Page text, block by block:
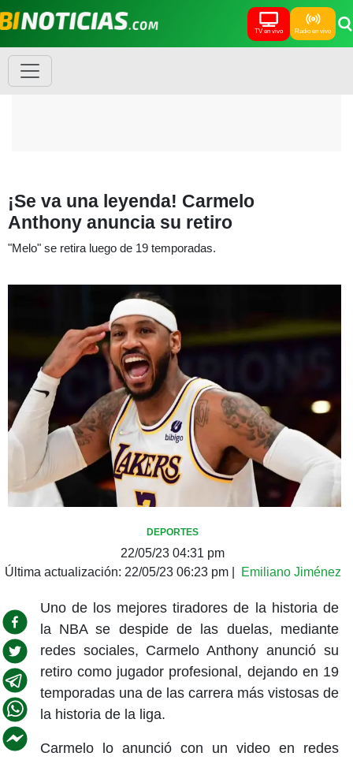
TV en vivo Radio en vivo
¡Se va una leyenda! Carmelo
Anthony anuncia su retiro
"Melo" se retira luego de 19 temporadas.
DEPORTES
22/05/23 04:31 pm
Última actualización: 22/05/23 06:23 pm| Emiliano Jiménez
Uno de los mejores tiradores de la historia de
la NBA se despide de las duelas, mediante
redes sociales, Carmelo Anthony anunció su
retiro como jugador profesional, dejando en 19
temporadas una de las carrera más vistosas de
la historia de la liga.
Carmelo lo anunció con un video en redes